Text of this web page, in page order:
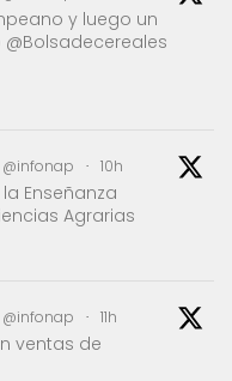
y luego un
@infonap · 10h
Enseñanza
Agrarias
@infonap · 11h
ventas de